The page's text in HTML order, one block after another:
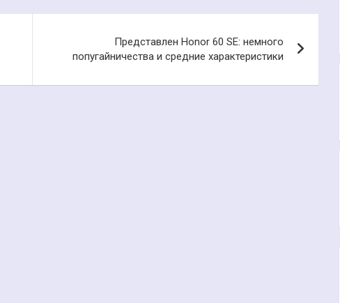
Представлен Honor 60 SE: немного
попугайничества и средние характеристики